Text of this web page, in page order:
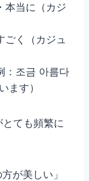
本当に（カジ
く（カジュ
조금 아름다
ます）
ても頻繁に
が美しい」